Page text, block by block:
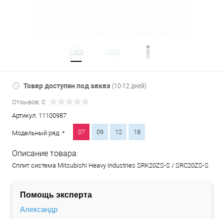
Товар доступен под заказ (10-12 дней)
Отзывов: 0
Артикул: 11100987
Модельный ряд: * 07 09 12 18
Описание товара:
Сплит система Mitsubishi Heavy Industries SRK20ZS-S / SRC20ZS-S
Помощь эксперта
Александр